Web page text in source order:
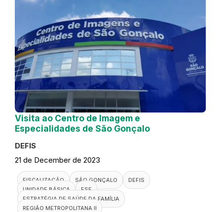
Visita ao Centro de Imagem e
Especialidades de São Gonçalo
DEFIS
21 de December de 2023
FISCALIZAÇÃO SÃO GONÇALO
DEFIS
UNIDADE BÁSICA
ESF
ESTRATÉGIA DE SAÚDE DA FAMÍLIA
REGIÃO METROPOLITANA II